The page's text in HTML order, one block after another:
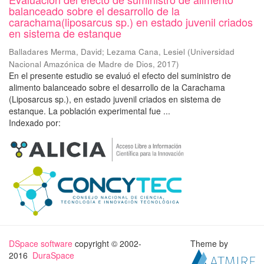
balanceado sobre el desarrollo de la
carachama(liposarcus sp.) en estado juvenil criados
en sistema de estanque
Balladares Merma, David; Lezama Cana, Lesiel (Universidad
Nacional Amazónica de Madre de Dios, 2017)
En el presente estudio se evaluó el efecto del suministro de
alimento balanceado sobre el desarrollo de la Carachama
(Liposarcus sp.), en estado juvenil criados en sistema de
estanque. La población experimental fue ...
Indexado por:
DSpace software copyright © 2002-
2016 DuraSpace
Theme by